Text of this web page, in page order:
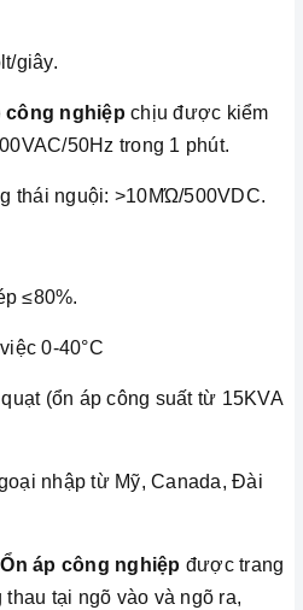
giây.
công nghiệp chịu được kiểm
50Hz trong 1 phút.
thái nguội: >10MΏ/500VDC.
≤80%.
0-40°C
(ổn áp công suất từ 15KVA
nhập từ Mỹ, Canada, Đài
Ổn áp công nghiệp được trang
tại ngõ vào và ngõ ra,